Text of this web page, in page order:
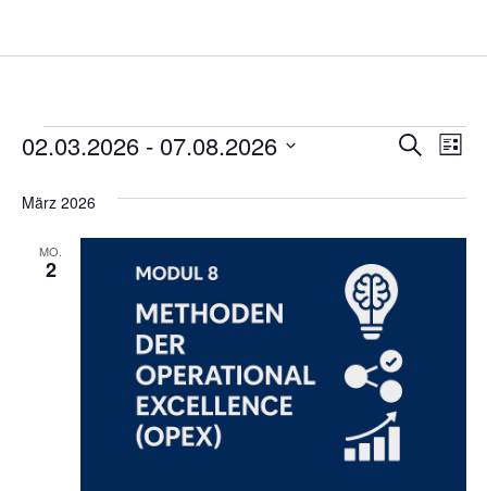
Suche
und
Suche
Liste
02.03.2026 - 07.08.2026
März 2026
MO.
2